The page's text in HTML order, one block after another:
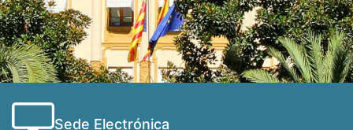
Sede Electrónica